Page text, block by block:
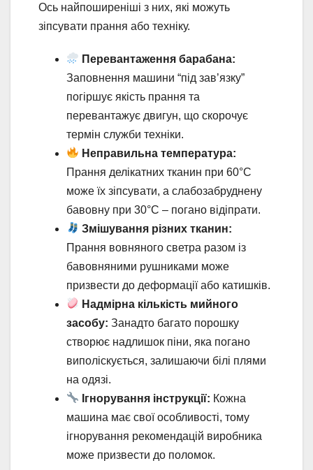
Ось найпоширеніші з них, які можуть
зіпсувати прання або техніку.
Перевантаження барабана:
Заповнення машини “під зав’язку”
погіршує якість прання та
перевантажує двигун, що скорочує
термін служби техніки.
Неправильна температура:
Прання делікатних тканин при 60°C
може їх зіпсувати, а слабозабруднену
бавовну при 30°C – погано відіпрати.
Змішування різних тканин:
Прання вовняного светра разом із
бавовняними рушниками може
призвести до деформації або катишків.
Надмірна кількість мийного
засобу: Занадто багато порошку
створює надлишок піни, яка погано
виполіскується, залишаючи білі плями
на одязі.
Ігнорування інструкції: Кожна
машина має свої особливості, тому
ігнорування рекомендацій виробника
може призвести до поломок.